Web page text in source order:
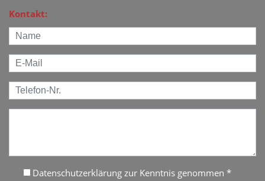
Kontakt:
Datenschutzerklärung zur Kenntnis genommen *